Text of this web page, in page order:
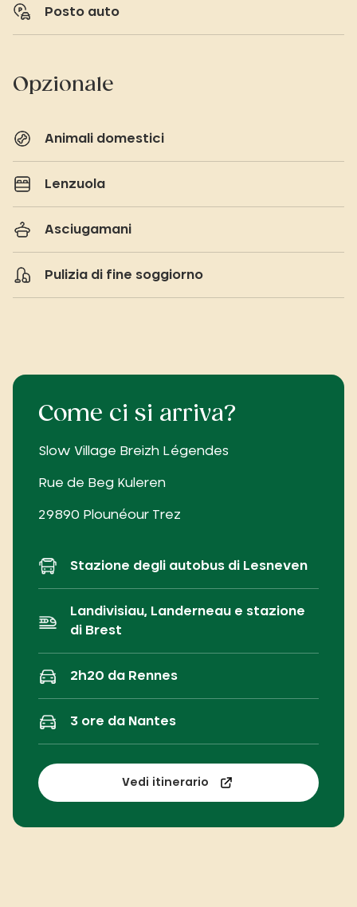
Posto auto
Opzionale
Animali domestici
Lenzuola
Asciugamani
Pulizia di fine soggiorno
Come ci si arriva?
Slow Village Breizh Légendes
Rue de Beg Kuleren
29890 Plounéour Trez
Stazione degli autobus di Lesneven
Landivisiau, Landerneau e stazione
di Brest
2h20 da Rennes
3 ore da Nantes
Vedi itinerario